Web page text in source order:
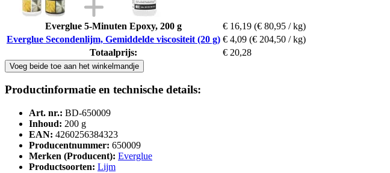
Everglue 5-Minuten Epoxy, 200 g € 16,19 (€ 80,95 / kg)
Everglue Secondenlijm, Gemiddelde viscositeit (20 g) € 4,09 (€ 204,50 / kg)
Totaalprijs:
€ 20,28
Voeg beide toe aan het winkelmandje
Productinformatie en technische details:
Art. nr.: BD-650009
Inhoud: 200 g
EAN: 4260256384323
Producentnummer: 650009
Merken (Producent): Everglue
Productsoorten: Lijm